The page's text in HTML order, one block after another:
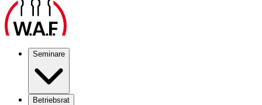
Seminare
Betriebsrat